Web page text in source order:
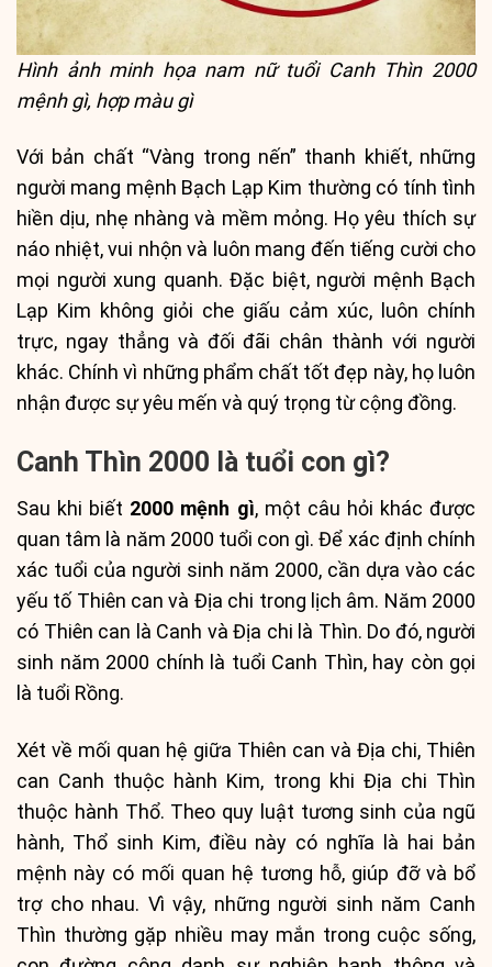
Hình ảnh minh họa nam nữ tuổi Canh Thìn 2000
mệnh gì, hợp màu gì
Với bản chất “Vàng trong nến” thanh khiết, những
người mang mệnh Bạch Lạp Kim thường có tính tình
hiền dịu, nhẹ nhàng và mềm mỏng. Họ yêu thích sự
náo nhiệt, vui nhộn và luôn mang đến tiếng cười cho
mọi người xung quanh. Đặc biệt, người mệnh Bạch
Lạp Kim không giỏi che giấu cảm xúc, luôn chính
trực, ngay thẳng và đối đãi chân thành với người
khác. Chính vì những phẩm chất tốt đẹp này, họ luôn
nhận được sự yêu mến và quý trọng từ cộng đồng.
Canh Thìn 2000 là tuổi con gì?
Sau khi biết 2000 mệnh gì, một câu hỏi khác được
quan tâm là năm 2000 tuổi con gì. Để xác định chính
xác tuổi của người sinh năm 2000, cần dựa vào các
yếu tố Thiên can và Địa chi trong lịch âm. Năm 2000
có Thiên can là Canh và Địa chi là Thìn. Do đó, người
sinh năm 2000 chính là tuổi Canh Thìn, hay còn gọi
là tuổi Rồng.
Xét về mối quan hệ giữa Thiên can và Địa chi, Thiên
can Canh thuộc hành Kim, trong khi Địa chi Thìn
thuộc hành Thổ. Theo quy luật tương sinh của ngũ
hành, Thổ sinh Kim, điều này có nghĩa là hai bản
mệnh này có mối quan hệ tương hỗ, giúp đỡ và bổ
trợ cho nhau. Vì vậy, những người sinh năm Canh
Thìn thường gặp nhiều may mắn trong cuộc sống,